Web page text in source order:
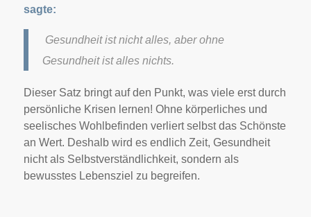
sagte:
Gesundheit ist nicht alles, aber ohne
Gesundheit ist alles nichts.
Dieser Satz bringt auf den Punkt, was viele erst durch
persönliche Krisen lernen! Ohne körperliches und
seelisches Wohlbefinden verliert selbst das Schönste
an Wert. Deshalb wird es endlich Zeit, Gesundheit
nicht als Selbstverständlichkeit, sondern als
bewusstes Lebensziel zu begreifen.